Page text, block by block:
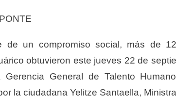
de un compromiso social, más de
obtuvieron este jueves 22 de
General de Talento
la ciudadana Yelitze Santaella,